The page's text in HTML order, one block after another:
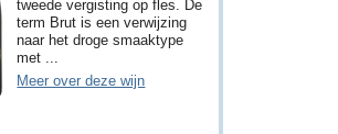
tweede vergisting op fles. De
term Brut is een verwijzing
naar het droge smaaktype
met ...
Meer over deze wijn